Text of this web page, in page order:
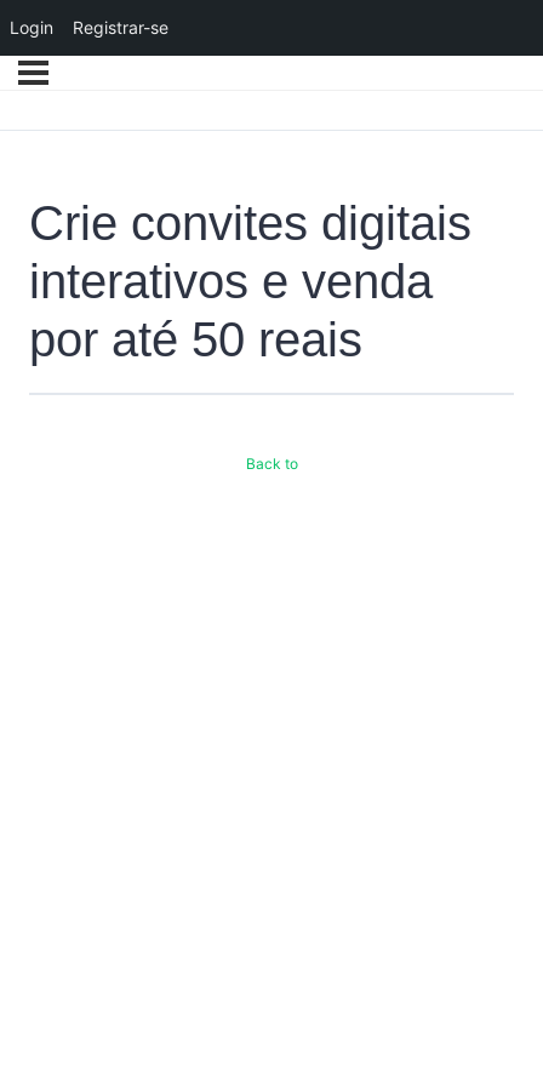
Crie convites digitais
interativos e venda
por até 50 reais
Back to
Login Registrar-se